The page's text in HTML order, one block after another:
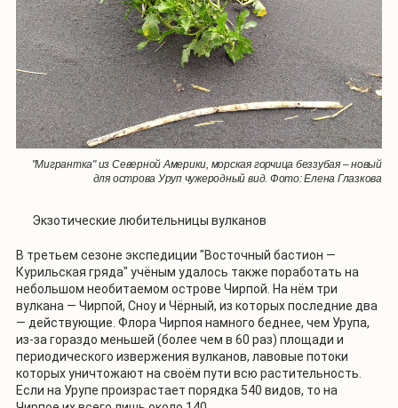
"Мигрантка" из Северной Америки, морская горчица беззубая – новый
для острова Уруп чужеродный вид. Фото: Елена Глазкова
Экзотические любительницы вулканов
В третьем сезоне экспедиции "Восточный бастион —
Курильская гряда" учёным удалось также поработать на
небольшом необитаемом острове Чирпой. На нём три
вулкана — Чирпой, Сноу и Чёрный, из которых последние два
— действующие. Флора Чирпоя намного беднее, чем Урупа,
из-за гораздо меньшей (более чем в 60 раз) площади и
периодического извержения вулканов, лавовые потоки
которых уничтожают на своём пути всю растительность.
Если на Урупе произрастает порядка 540 видов, то на